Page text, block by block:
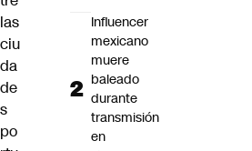
las
ciu
da
de
s
po
Influencer
mexicano
muere
baleado
durante
transmisión
en